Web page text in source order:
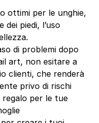
ottimi per le unghie,
dei piedi, l’uso
di problemi dopo
art, non esitare a
clienti, che renderà
privo di rischi
per le tue